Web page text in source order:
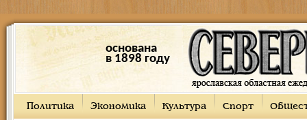
основана
в 1898 году
Политика Экономика Культура Спорт